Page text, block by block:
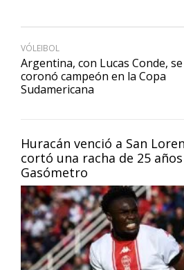
Huracán venció a San
cortó una racha de 25
Gasómetro
VÓLEIBOL
Argentina, con Lucas Conde, se
coronó campeón en la Copa
Sudamericana